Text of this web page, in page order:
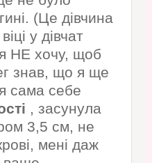
(Це дівчина
у дівчат
НЕ хочу, щоб
знав, що я ще
сама себе
, засунула
3,5 см, не
мені даж